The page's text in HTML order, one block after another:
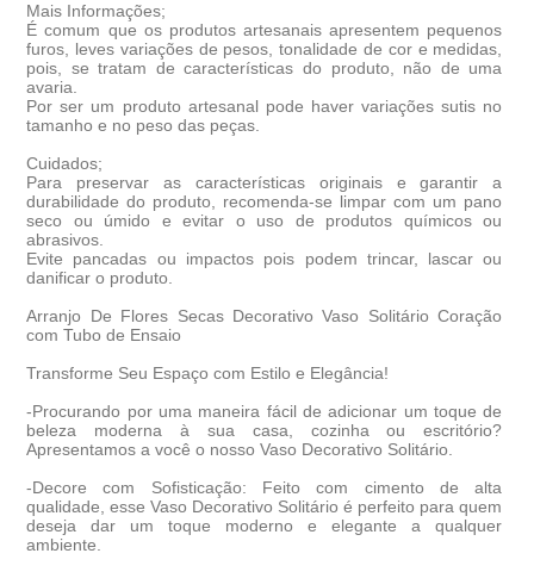
Mais Informações;
É comum que os produtos artesanais apresentem pequenos
furos, leves variações de pesos, tonalidade de cor e medidas,
pois, se tratam de características do produto, não de uma
avaria.
Por ser um produto artesanal pode haver variações sutis no
tamanho e no peso das peças.
Cuidados;
Para preservar as características originais e garantir a
durabilidade do produto, recomenda-se limpar com um pano
seco ou úmido e evitar o uso de produtos químicos ou
abrasivos.
Evite pancadas ou impactos pois podem trincar, lascar ou
danificar o produto.
Arranjo De Flores Secas Decorativo Vaso Solitário Coração
com Tubo de Ensaio
Transforme Seu Espaço com Estilo e Elegância!
-Procurando por uma maneira fácil de adicionar um toque de
beleza moderna à sua casa, cozinha ou escritório?
Apresentamos a você o nosso Vaso Decorativo Solitário.
-Decore com Sofisticação: Feito com cimento de alta
qualidade, esse Vaso Decorativo Solitário é perfeito para quem
deseja dar um toque moderno e elegante a qualquer
ambiente.